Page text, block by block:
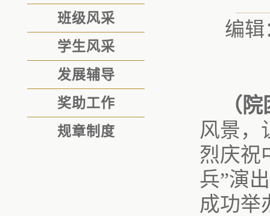
班级风采
学生风采
发展辅导
奖助工作
规章制度
编辑
（
风景，
烈庆祝
兵”演
成功举